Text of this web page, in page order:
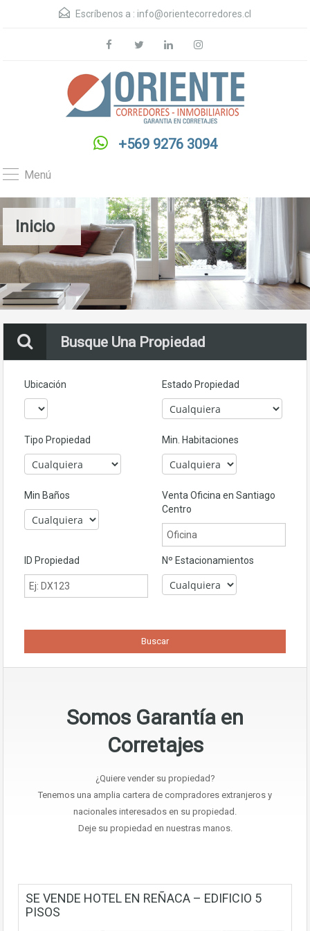
Escríbenos a : info@orientecorredores.cl
+569 9276 3094
Menú
Inicio
Busque Una Propiedad
Ubicación Estado Propiedad
Tipo Propiedad Min. Habitaciones
Min Baños
Venta Oficina en Santiago
Centro
ID Propiedad Nº Estacionamientos
Somos Garantía en
Corretajes
¿Quiere vender su propiedad?
Tenemos una amplia cartera de compradores extranjeros y
nacionales interesados en su propiedad.
Deje su propiedad en nuestras manos.
SE VENDE HOTEL EN REÑACA – EDIFICIO 5
PISOS